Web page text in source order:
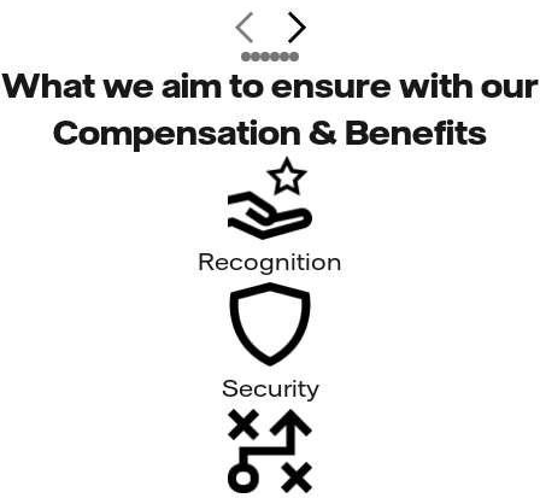
What we aim to ensure with our
Compensation & Benefits
Recognition
Security